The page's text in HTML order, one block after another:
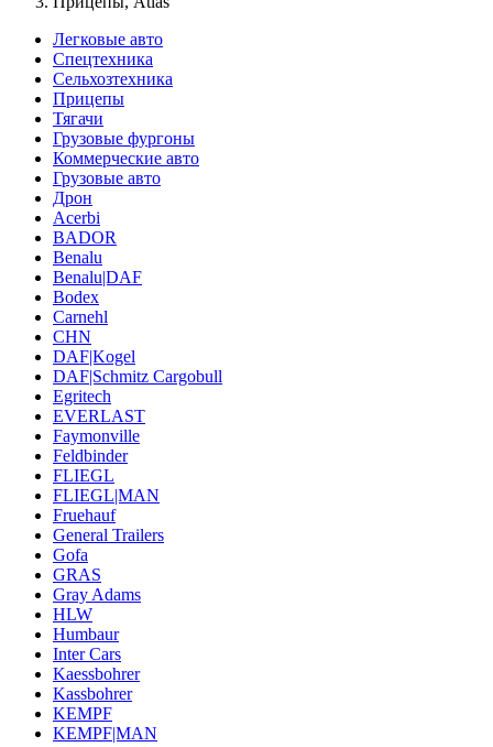
Легковые авто
Спецтехника
Сельхозтехника
Прицепы
Тягачи
Грузовые фургоны
Коммерческие авто
Грузовые авто
Дрон
Acerbi
BADOR
Benalu
Benalu|DAF
Bodex
Carnehl
CHN
DAF|Kogel
DAF|Schmitz Cargobull
Egritech
EVERLAST
Faymonville
Feldbinder
FLIEGL
FLIEGL|MAN
Fruehauf
General Trailers
Gofa
GRAS
Gray Adams
HLW
Humbaur
Inter Cars
Kaessbohrer
Kassbohrer
KEMPF
KEMPF|MAN